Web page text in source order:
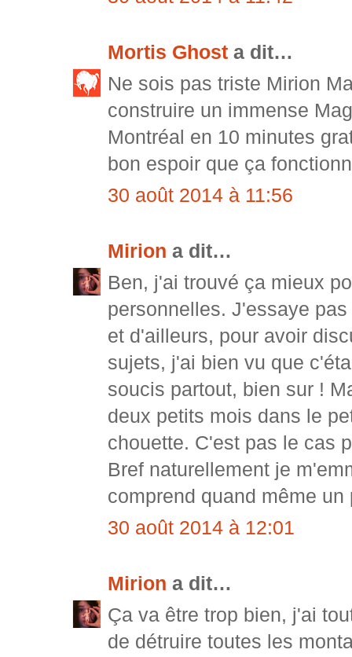
Mortis Ghost a dit…
Ne sois pas triste Mirion
construire un immense
Montréal en 10 minutes
bon espoir que ça
30 août 2014 à 11:56
Mirion a dit…
Ben, j'ai trouvé ça mieux
personnelles. J'essaye
et d'ailleurs, pour avoir
sujets, j'ai bien vu que
soucis partout, bien sur !
deux petits mois dans le
chouette. C'est pas le cas
Bref naturellement je
comprend quand même un
30 août 2014 à 12:01
Mirion a dit…
Ça va être trop bien, j'ai
de détruire toutes les